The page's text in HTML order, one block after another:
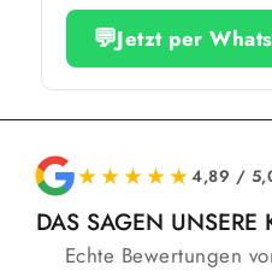
💬Jetzt per
★★★★★4,89 /
DAS SAGEN
Echte Bewertungen